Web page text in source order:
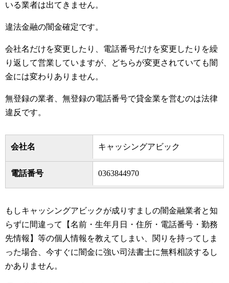
いる業者は出てきません。
違法金融の闇金確定です。
会社名だけを変更したり、電話番号だけを変更したりを繰
り返して営業していますが、どちらが変更されていても闇
金には変わりありません。
無登録の業者、無登録の電話番号で貸金業を営むのは法律
違反です。
会社名 キャッシングアビック
電話番号 0363844970
もしキャッシングアビックが成りすましの闇金融業者と知
らずに間違って【名前・生年月日・住所・電話番号・勤務
先情報】等の個人情報を教えてしまい、関りを持ってしま
った場合、今すぐに闇金に強い司法書士に無料相談するし
かありません。